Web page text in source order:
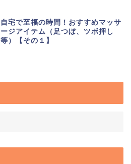
自宅で至福の時間！おすすめマッサ
ージアイテム（足つぼ、ツボ押し
等）【その１】